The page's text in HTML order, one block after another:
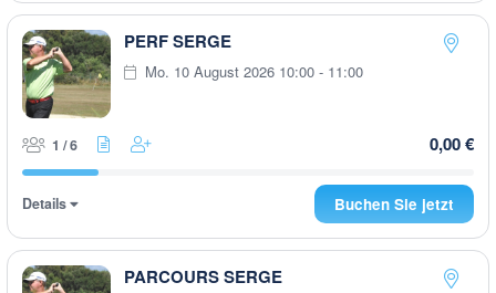
PERF SERGE
Mo. 10 August 2026 10:00 - 11:00
1 / 6 0,00 €
Details Buchen Sie jetzt
PARCOURS SERGE